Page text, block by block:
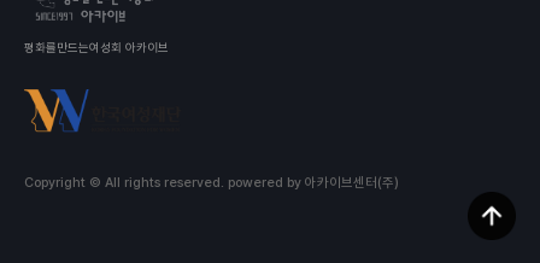
평화를만드는여성회 아카이브
Copyright © All rights reserved. powered by 아카이브센터(주)